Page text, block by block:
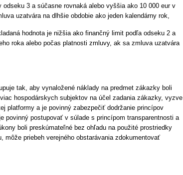
3 a súčasne rovnaká alebo vyššia ako 10 000 eur v
uzatvára na dlhšie obdobie ako jeden kalendárny rok,
hodnota je nižšia ako finančný limit podľa odseku 2 a
roka alebo počas platnosti zmluvy, ak sa zmluva uzatvára
tak, aby vynaložené náklady na predmet zákazky boli
hospodárskych subjektov na účel zadania zákazky, vyzve
platformy a je povinný zabezpečiť dodržanie princípov
povinný postupovať v súlade s princípom transparentnosti a
boli preskúmateľné bez ohľadu na použité prostriedky
priebeh verejného obstarávania zdokumentovať